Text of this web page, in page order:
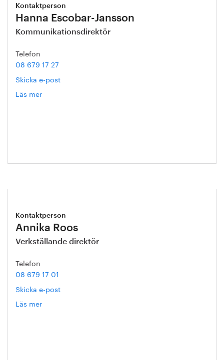
Kontaktperson
Hanna Escobar-Jansson
Kommunikationsdirektör
Telefon
08 679 17 27
Skicka e-post
Läs mer
Kontaktperson
Annika Roos
Verkställande direktör
Telefon
08 679 17 01
Skicka e-post
Läs mer